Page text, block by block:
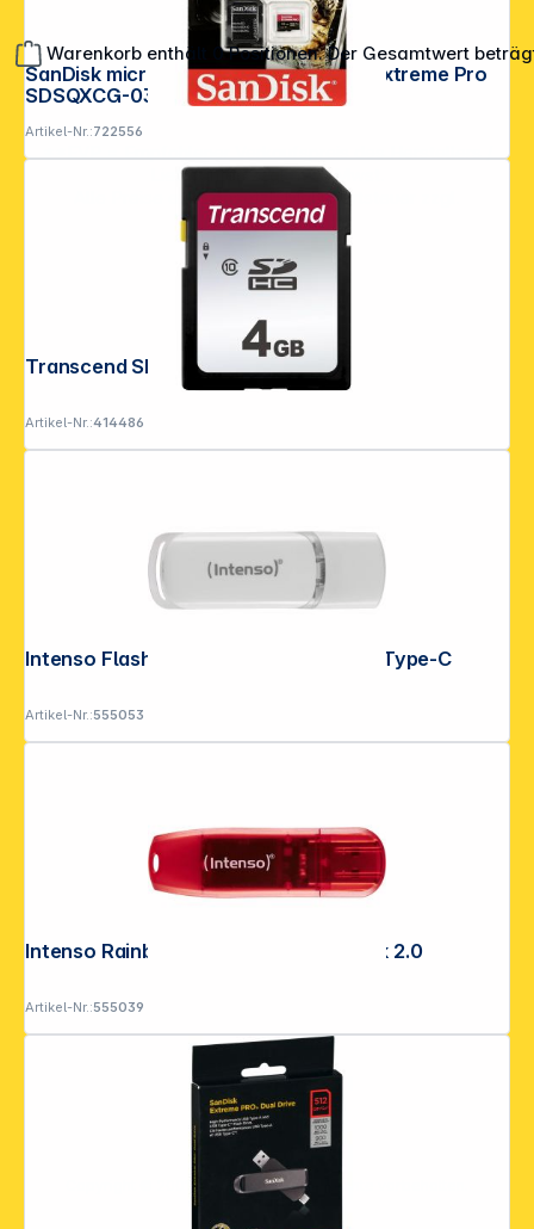
Warenkorb enthält 0 Positionen. Der Gesamtwert
SanDisk microSDHC A1 100MB 32GB Extreme Pro
SDSQXCG-032G-GN6MA
Artikel-Nr.:722556
Transcend SDHC 300S 4GB Class 10
Artikel-Nr.:414486
Intenso Flash Line 64GB USB Stick 3.1 Type-C
Artikel-Nr.:555053
Intenso Rainbow Line 128GB USB Stick 2.0
Artikel-Nr.:555039
**EVP = Empfohlener Verkaufspreis des Herstellers /
Lieferanten zzgl. 19% Mwst.
Alle Preise exkl. gesetzl. Mehrwertsteuer zzgl.
Versandkosten
Copyright © 2001 - 2026 DGH - Alle Rechte vorbehalten.